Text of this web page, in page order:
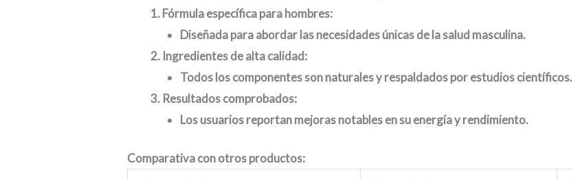
Fórmula específica para hombres:
Diseñada para abordar las necesidades únicas de la salud masculina.
Ingredientes de alta calidad:
Todos los componentes son naturales y respaldados por estudios científicos.
Resultados comprobados:
Los usuarios reportan mejoras notables en su energía y rendimiento.
Comparativa con otros productos: